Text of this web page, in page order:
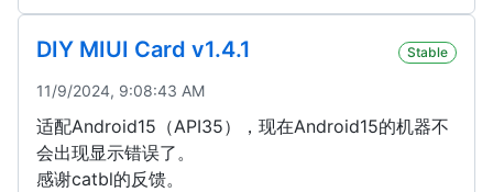
DIY MIUI Card v1.4.1 Stable
11/9/2024, 9:08:43 AM
适配Android15（API35），现在Android15的机器不
会出现显示错误了。
感谢catbl的反馈。